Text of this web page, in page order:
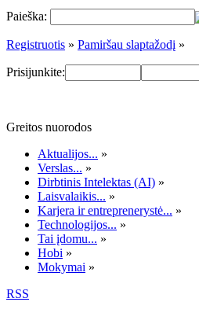
Paieška:
Registruotis » Pamiršau slaptažodį »
Prisijunkite:
Greitos nuorodos
Aktualijos... »
Verslas... »
Dirbtinis Intelektas (AI) »
Laisvalaikis... »
Karjera ir entreprenerystė... »
Technologijos... »
Tai įdomu... »
Hobi »
Mokymai »
RSS